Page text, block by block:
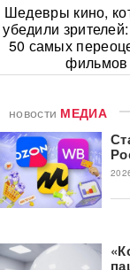
Шедевры кино,
убедили
50 самых
фильмов
новости МЕДИА